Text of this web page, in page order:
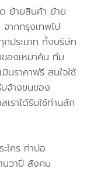
ย้ายสินค้า ย้าย
ากกรุงเทพไป
ประเภท ทั้งบริษัท
องเหมาคัน ทีม
นราคาฟรี สนใจใช้
จ้างขนของ
ราได้รับใช้ท่านสัก
ใคร ท่าบ่อ
นวาปี สังคม